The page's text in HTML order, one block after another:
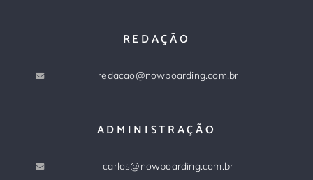
REDAÇÃO
redacao@nowboarding.com.br
ADMINISTRAÇÃO
carlos@nowboarding.com.br